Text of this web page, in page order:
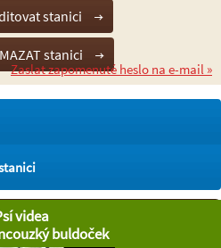
Zaslat zapomenuté heslo na e-mail »
videa
buldoček